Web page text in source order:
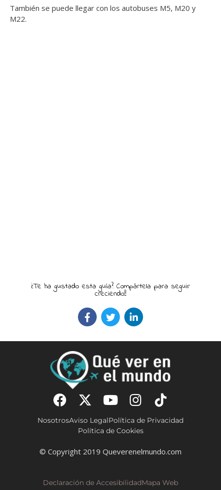
También se puede llegar con los autobuses M5, M20 y
M22.
¿Te ha gustado esta guía? Compártela para seguir
creciendo!!
NosotrosAviso LegalPolítica de Privacidad
Política de Cookies
© Copyright 2019 Queverenelmundo.com
Declaración de AccesibilidadMapa Web